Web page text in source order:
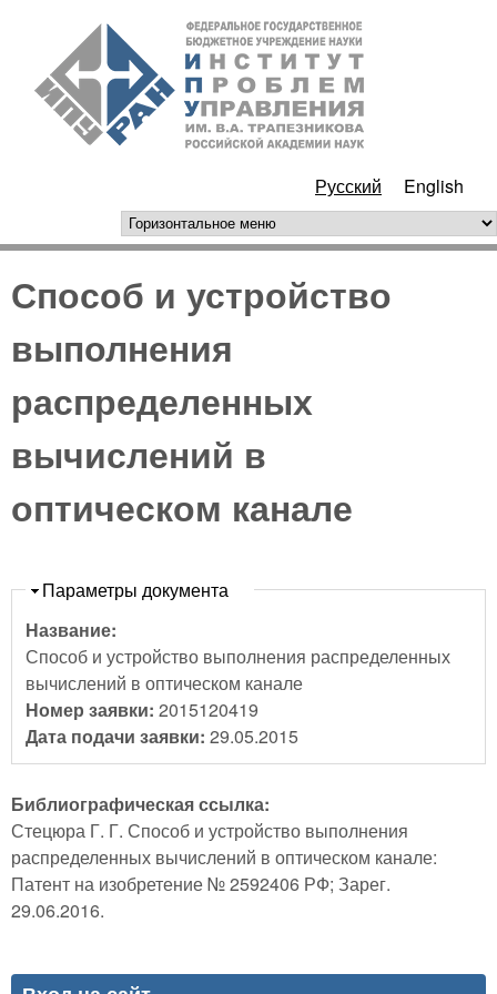
Перейти к основному
содержанию
РАН
Русский English
горизонтальное меню
Способ и устройство
выполнения
распределенных
вычислений в
оптическом канале
Скрыть
Параметры документа
Название:
Способ и устройство выполнения распределенных
вычислений в оптическом канале
Номер заявки: 2015120419
Дата подачи заявки: 29.05.2015
Библиографическая ссылка:
Стецюра Г. Г. Способ и устройство выполнения
распределенных вычислений в оптическом канале:
Патент на изобретение № 2592406 РФ; Зарег.
29.06.2016.